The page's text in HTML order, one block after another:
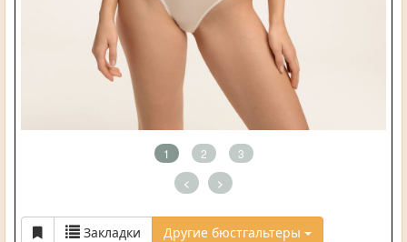
1 2 3
< >
Закладки Другие бюстгальтеры